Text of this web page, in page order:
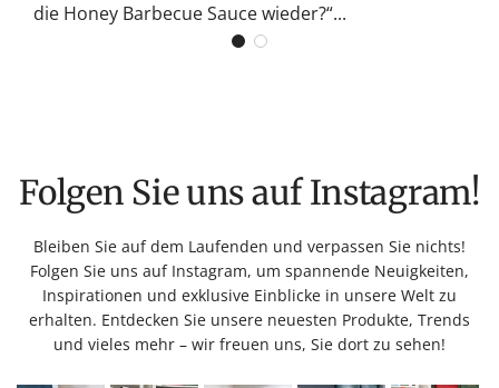
die Honey Barbecue Sauce wieder?“...
Folgen Sie uns auf Instagram!
Bleiben Sie auf dem Laufenden und verpassen Sie nichts!
Folgen Sie uns auf Instagram, um spannende Neuigkeiten,
Inspirationen und exklusive Einblicke in unsere Welt zu
erhalten. Entdecken Sie unsere neuesten Produkte, Trends
und vieles mehr – wir freuen uns, Sie dort zu sehen!